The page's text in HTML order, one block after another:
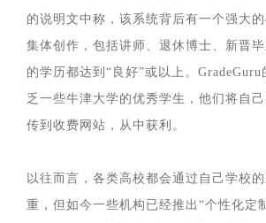
的说明文中称，该系统背后有一个强大
集体创作，包括讲师、退休博士、新晋
的学历都达到“良好”或以上。
乏一些牛津大学的优秀学生，他们将自
传到收费网站，从中获利。
以往而言，各类高校都会通过自己学校
重，但如今一些机构已经推出“个性化定